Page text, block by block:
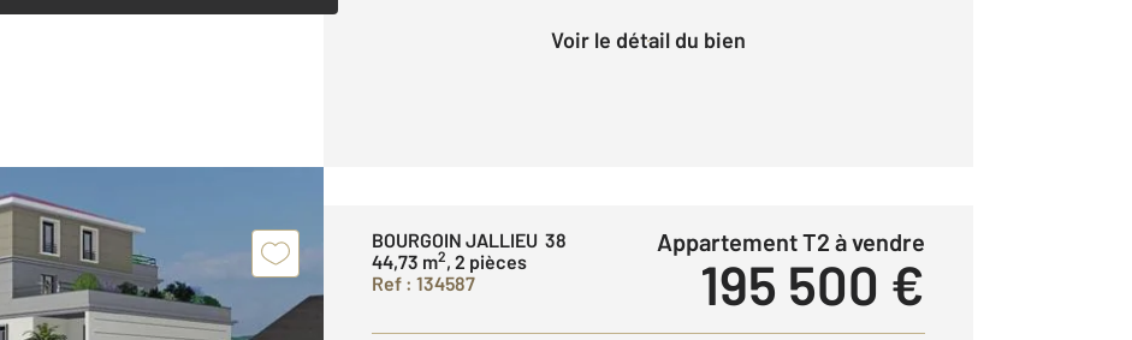
Voir le détail du bien
BOURGOIN JALLIEU 38
44,73 m2, 2 pièces
Ref : 134587
Appartement T2 à vendre
195 500 €